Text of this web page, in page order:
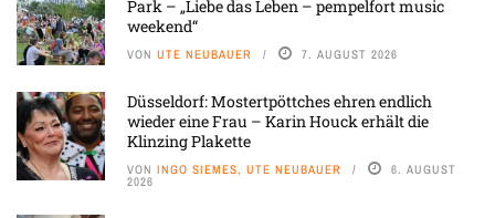
Park – „Liebe das Leben – pempelfort music
weekend“
VON UTE NEUBAUER 7. AUGUST 2026
Düsseldorf: Mostertpöttches ehren endlich
wieder eine Frau – Karin Houck erhält die
Klinzing Plakette
VON INGO SIEMES, UTE NEUBAUER 6. AUGUST
2026